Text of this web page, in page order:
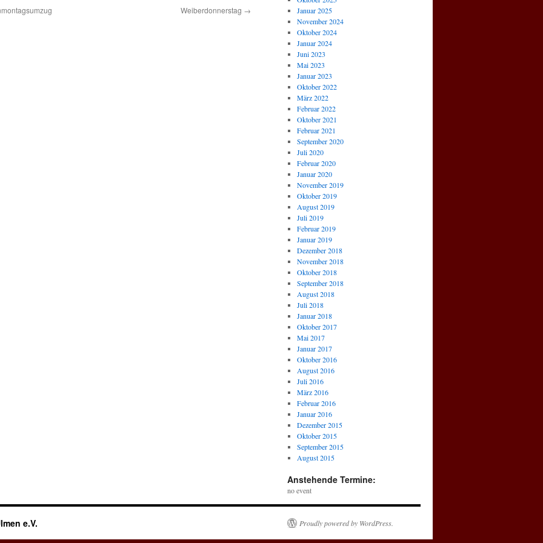
Weiberdonnerstag →
Januar 2025
November 2024
Oktober 2024
Januar 2024
Juni 2023
Mai 2023
Januar 2023
Oktober 2022
März 2022
Februar 2022
Oktober 2021
Februar 2021
September 2020
Juli 2020
Februar 2020
Januar 2020
November 2019
Oktober 2019
August 2019
Juli 2019
Februar 2019
Januar 2019
Dezember 2018
November 2018
Oktober 2018
September 2018
August 2018
Juli 2018
Januar 2018
Oktober 2017
Mai 2017
Januar 2017
Oktober 2016
August 2016
Juli 2016
März 2016
Februar 2016
Januar 2016
Dezember 2015
Oktober 2015
September 2015
August 2015
Anstehende Termine:
no event
e.V. Proudly powered by WordPress.